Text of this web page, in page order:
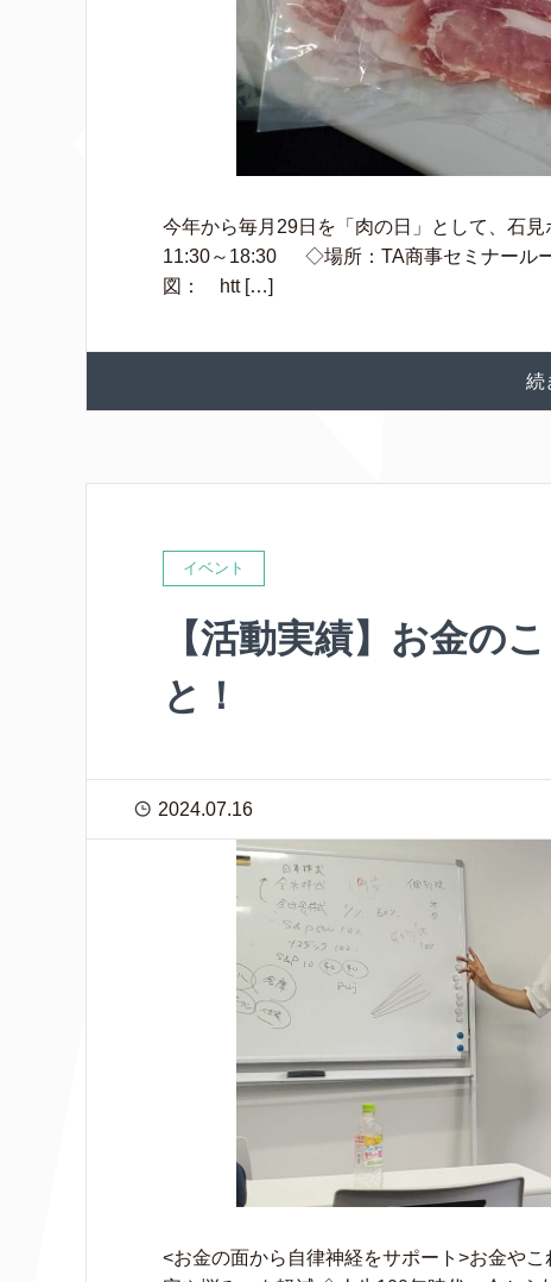
今年から毎月29日を「肉の日」として、石
11:30～18:30 ◇場所：TA商事セミナール
図： htt […]
続
イベント
【活動実績】お金の
と！
2024.07.16
<お金の面から自律神経をサポート>お金や